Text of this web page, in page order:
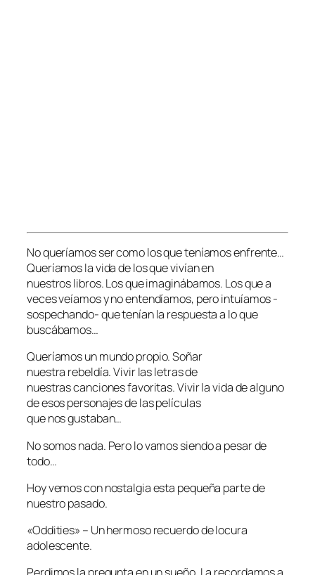
No queríamos ser como los que teníamos enfrente…
Queríamos la vida de los que vivían en
nuestros libros. Los que imaginábamos. Los que a
veces veíamos y no entendíamos, pero intuíamos -
sospechando- que tenían la respuesta a lo que
buscábamos…
Queríamos un mundo propio. Soñar
nuestra rebeldía. Vivir las letras de
nuestras canciones favoritas. Vivir la vida de alguno
de esos personajes de las películas
que nos gustaban…
No somos nada. Pero lo vamos siendo a pesar de
todo…
Hoy vemos con nostalgia esta pequeña parte de
nuestro pasado.
«Oddities» – Un hermoso recuerdo de locura
adolescente.